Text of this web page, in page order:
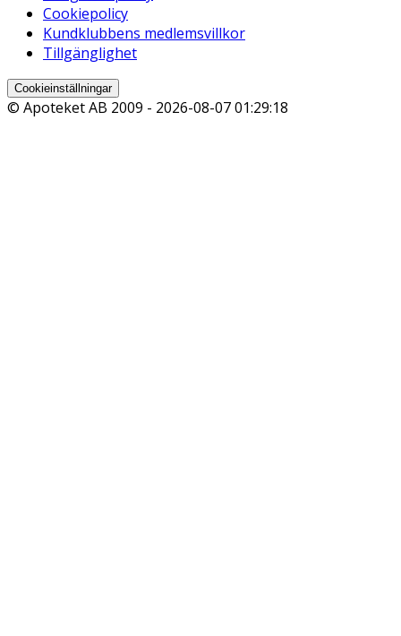
Cookiepolicy
Kundklubbens medlemsvillkor
Tillgänglighet
Cookieinställningar
© Apoteket AB 2009 - 2026-08-07 01:29:18